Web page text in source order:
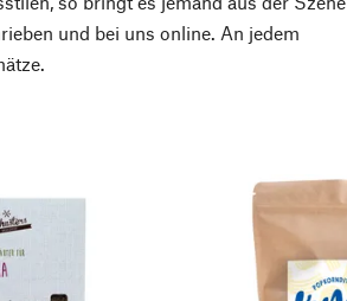
und bei uns online. An jedem